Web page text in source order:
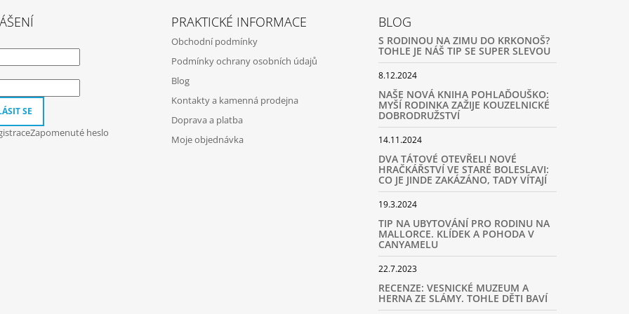
SE
Zapomenuté heslo
PRAKTICKÉ INFORMACE
Obchodní podmínky
Podmínky ochrany osobních údajů
Blog
Kontakty a kamenná prodejna
Doprava a platba
Moje objednávka
BLOG
S RODINOU NA ZIMU DO KRKONOŠ?
TOHLE JE NÁŠ TIP SE SUPER SLEVOU
8.12.2024
NAŠE NOVÁ KNIHA POHLAĎOUŠKO:
MYŠÍ RODINKA ZAŽIJE KOUZELNICKÉ
DOBRODRUŽSTVÍ
14.11.2024
DVA TÁTOVÉ OTEVŘELI NOVÉ
HRAČKÁŘSTVÍ VE STARÉ BOLESLAVI:
CO JE JINDE ZAKÁZÁNO, TADY VÍTAJÍ
19.3.2024
TIP NA UBYTOVÁNÍ PRO RODINU NA
MALLORCE. KLÍDEK A POHODA V
CANYAMELU
22.7.2023
RECENZE: VESNICKÉ MUZEUM A
HERNA ZE SLÁMY. TOHLE DĚTI BAVÍ